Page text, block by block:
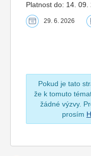
Platnost do: 14. 09.
29. 6. 2026
Pokud je tato
že k tomuto
žádné výzvy.
prosím